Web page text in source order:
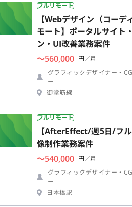
フルリモート
【Webデザイン（コー
モート】ポータルサイト
ン・UI改善業務案件
〜560,000 円／月
グラフィックデザイナー・
ー
御堂筋線
フルリモート
【AfterEffect/週5日/フ
像制作業務案件
〜540,000 円／月
グラフィックデザイナー・
ー
日本橋駅